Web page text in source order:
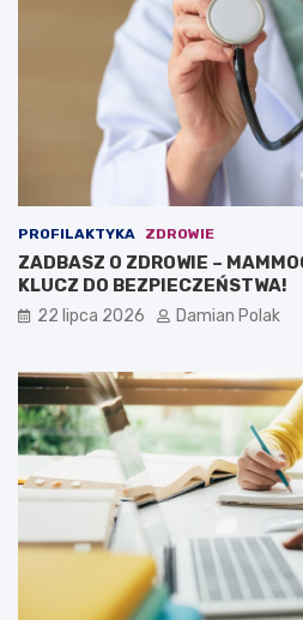
PROFILAKTYKA ZDROWIE
ZADBASZ O ZDROWIE –
KLUCZ DO BEZPIECZEŃSTWA!
22 lipca 2026 Damian Polak